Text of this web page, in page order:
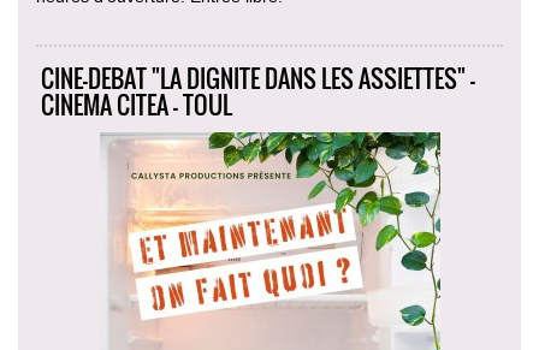
CINE-DEBAT "LA DIGNITE DANS LES ASSIETTES" -
CINEMA CITEA - TOUL